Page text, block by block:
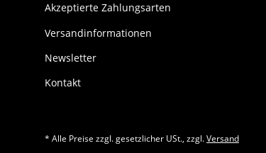
Akzeptierte Zahlungsarten
Versandinformationen
Newsletter
Kontakt
* Alle Preise zzgl. gesetzlicher USt., zzgl.Versand